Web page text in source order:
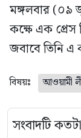
মঙ্গলবার (০৯
কক্ষে এক প্রেস
জবাবে তিনি এ
বিষয়ঃ আওয়ামী
সংবাদটি